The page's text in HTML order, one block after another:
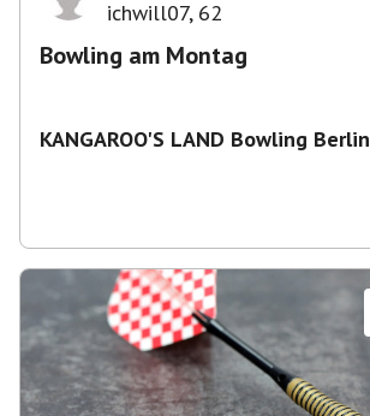
ichwill07, 62
Bowling am Montag
KANGAROO'S LAND Bowling Berlin